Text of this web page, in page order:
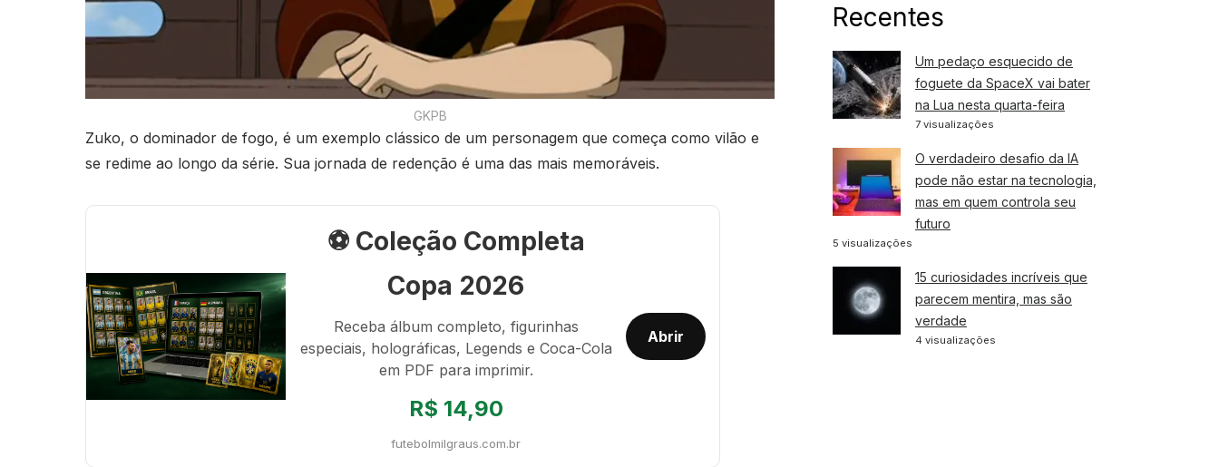
GKPB
Zuko, o dominador de fogo, é um exemplo clássico de um personagem que começa como vilão e
se redime ao longo da série. Sua jornada de redenção é uma das mais memoráveis.
⚽ Coleção Completa
Copa 2026
Receba álbum completo, figurinhas
especiais, holográficas, Legends e Coca-Cola
em PDF para imprimir.
R$ 14,90
futebolmilgraus.com.br
Abrir
Recentes
Um pedaço esquecido de
foguete da SpaceX vai bater
na Lua nesta quarta-feira
7 visualizações
O verdadeiro desafio da IA
pode não estar na tecnologia,
mas em quem controla seu
futuro
5 visualizações
15 curiosidades incríveis que
parecem mentira, mas são
verdade
4 visualizações